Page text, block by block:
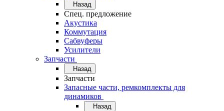
Назад
Спец. предложение
Акустика
Коммутация
Сабвуферы
Усилители
Запчасти
Назад
Запчасти
Запасные части, ремкомплекты для
динамиков
Назад